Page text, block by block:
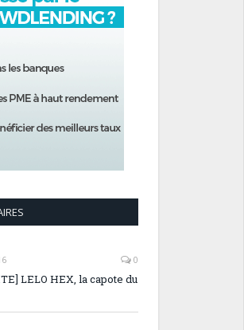
0
LELO HEX, la capote du